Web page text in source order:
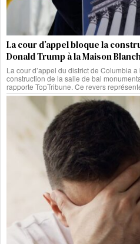
La cour d’appel bloque la
Donald Trump à la Maison
La cour d’appel du district de Columbia
construction de la salle de bal
rapporte TopTribune. Ce revers